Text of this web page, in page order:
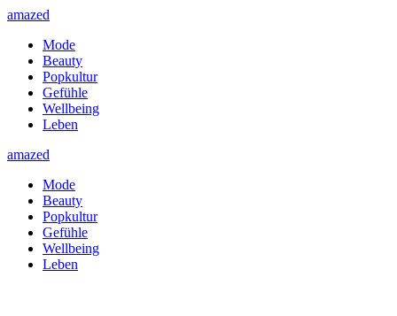
amazed
Mode
Beauty
Popkultur
Gefühle
Wellbeing
Leben
amazed
Mode
Beauty
Popkultur
Gefühle
Wellbeing
Leben